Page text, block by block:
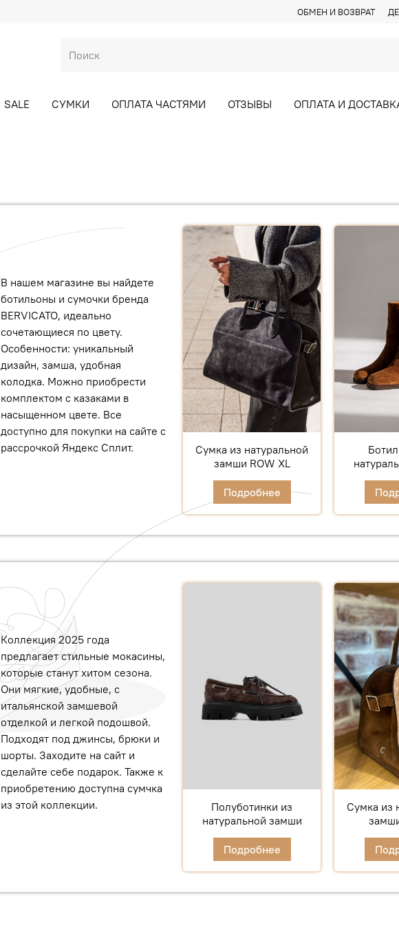
ОБМЕН И ВОЗВРАТ
SALE СУМКИ ОПЛАТА ЧАСТЯМИ ОТЗЫВЫ ОПЛАТА И
В нашем магазине вы найдете
ботильоны и сумочки бренда
BERVICATO, идеально
сочетающиеся по цвету.
Особенности: уникальный
дизайн, замша, удобная
колодка. Можно приобрести
комплектом с казаками в
насыщенном цвете. Все
доступно для покупки на сайте с
рассрочкой Яндекс Сплит.
Сумка из натуральной
замши ROW XL
Подробнее
Коллекция 2025 года
предлагает стильные мокасины,
которые станут хитом сезона.
Они мягкие, удобные, с
итальянской замшевой
отделкой и легкой подошвой.
Подходят под джинсы, брюки и
шорты. Заходите на сайт и
сделайте себе подарок. Также к
приобретению доступна сумчка
из этой коллекции.
Полуботинки из
натуральной замши
Подробнее
Сумка из